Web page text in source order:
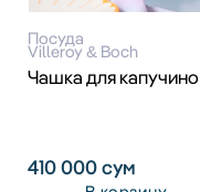
Посуда
Villeroy & Boch
Чашка для капучино
410 000сум